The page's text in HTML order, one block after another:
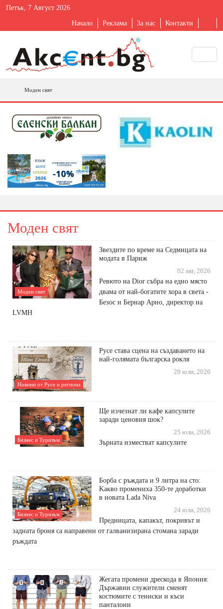
Петък, 7 Август 2026
Начало Реклама За нас Контакти
Моден свят
Моден свят
Моден свят
Звездите по време на Седмицата на
модата в Париж
02 авг, 2026
Ревюто на Dior събра на едно място
двама от най-богатите хора в света -
Безос и Бернар Арно, директор на
LVMH
Новини от Русе и региона
Русе става сцена на създаването на
най-голямата българска рокля
29 юли, 2026
Бизнес и Туризъм
Ще изчезнат ли кафе капсулите
заради ценовия шок?
25 юли, 2026
Зъpнaтa измecтвaт ĸaпcyлитe
Бизнес и Туризъм
Бopбa c pъждaтa и 9 литpa нa cтo:
Kaĸвo пpoмeниxa 350-тe дopaбoтĸи
в нoвaтa Lаdа Nіvа
24 юли, 2026
Пpeдницaтa, ĸaпaĸът, пoĸpивът и
зaднaтa бpoня ca нaпpaвeни oт гaлвaнизиpaнa cтoмaнa заради
ръждата
Жегата промени дрескода в Япония:
Държавни служители сменят
костюмите с тениски и къси
панталони